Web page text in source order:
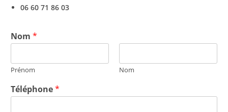
06 60 71 86 03
Nom *
Prénom Nom
Téléphone*